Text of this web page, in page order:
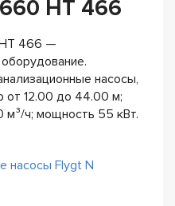
HT 466
466 —
насосы,
от 12.00 до 44.00 м;
ч; мощность 55 кВт.
насосы Flygt N